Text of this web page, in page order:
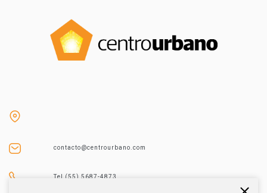
contacto@centrourbano.com
Tel (55) 5687-4873